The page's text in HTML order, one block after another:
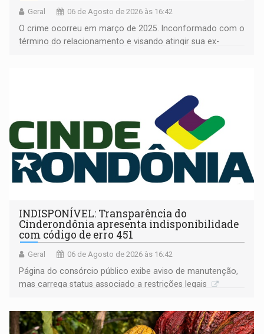
Geral 06 de Agosto de 2026 às 16:42
O crime ocorreu em março de 2025. Inconformado com o
término do relacionamento e visando atingir sua ex-
INDISPONÍVEL: Transparência do
Cinderondônia apresenta indisponibilidade
com código de erro 451
Geral 06 de Agosto de 2026 às 16:42
Página do consórcio público exibe aviso de manutenção,
mas carrega status associado a restrições legais